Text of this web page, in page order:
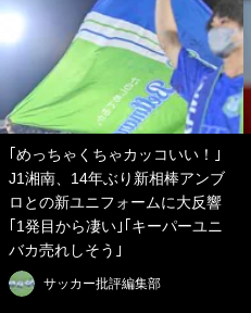
｢めっちゃくちゃカッコいい！｣
J1湘南、14年ぶり新相棒アンブ
ロとの新ユニフォームに大反響
｢1発目から凄い｣｢キーパーユニ
バカ売れしそう｣
サッカー批評編集部